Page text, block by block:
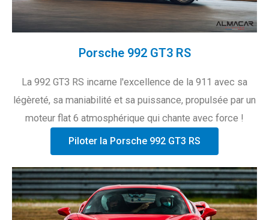
Porsche 992 GT3 RS
La 992 GT3 RS incarne l'excellence de la 911 avec sa
légèreté, sa maniabilité et sa puissance, propulsée par un
moteur flat 6 atmosphérique qui chante avec force !
Piloter la Porsche 992 GT3 RS